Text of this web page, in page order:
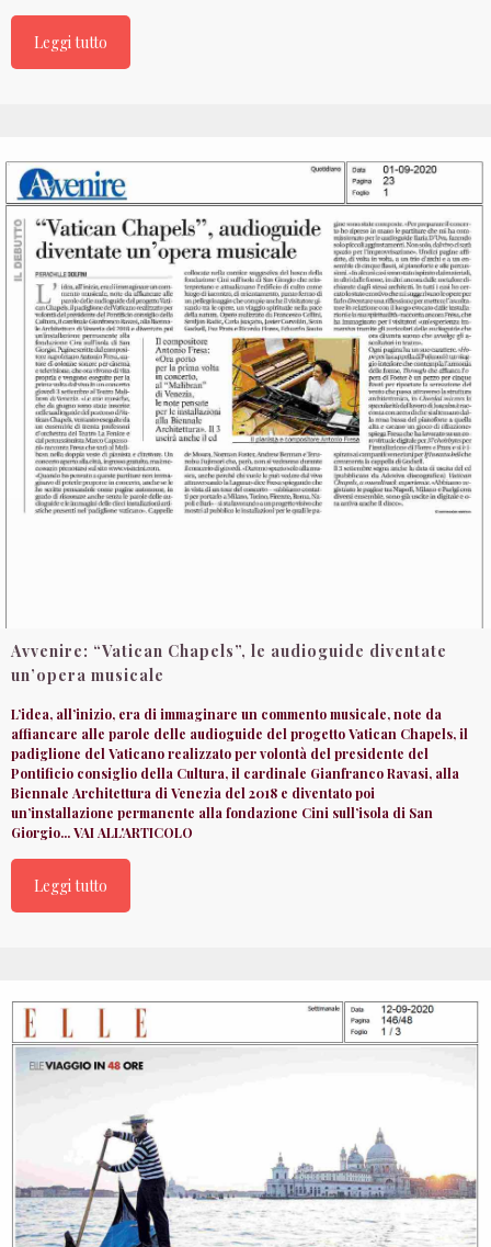
Leggi tutto
Avvenire: “Vatican Chapels”, le audioguide diventate
un’opera musicale
L’idea, all’inizio, era di immaginare un commento musicale, note da
affiancare alle parole delle audioguide del progetto Vatican Chapels, il
padiglione del Vaticano realizzato per volontà del presidente del
Pontificio consiglio della Cultura, il cardinale Gianfranco Ravasi, alla
Biennale Architettura di Venezia del 2018 e diventato poi
un’installazione permanente alla fondazione Cini sull’isola di San
Giorgio... VAI ALL'ARTICOLO
Leggi tutto